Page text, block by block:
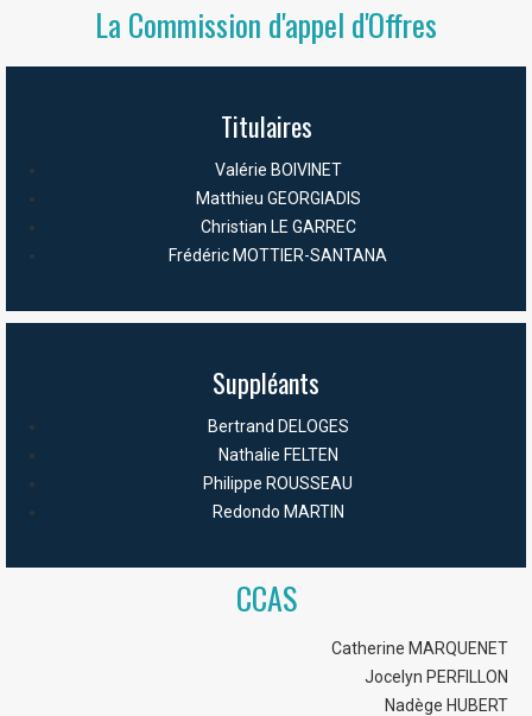
La Commission d'appel d'Offres
Titulaires
Valérie BOIVINET
Matthieu GEORGIADIS
Christian LE GARREC
Frédéric MOTTIER-SANTANA
Suppléants
Bertrand DELOGES
Nathalie FELTEN
Philippe ROUSSEAU
Redondo MARTIN
CCAS
Catherine MARQUENET
Jocelyn PERFILLON
Nadège HUBERT